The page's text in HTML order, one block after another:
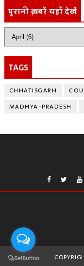
पुरानी ख़बरें यहाँ देखें
TAGS
CHHATISGARH
MADHYA-PRADESH